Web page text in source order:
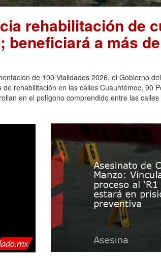
rehabilitación de
a más
de 100 Vialidades 2026, el Gobierno
rehabilitación en las calles Cuauhtémoc, 90
en el polígono comprendido entre las calles